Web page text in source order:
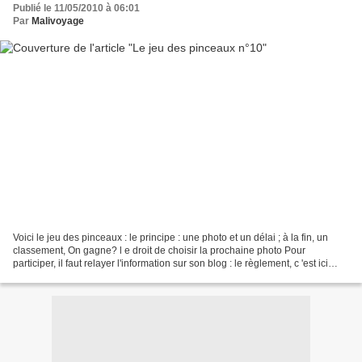
Publié le 11/05/2010 à 06:01
Par Malivoyage
Voici le jeu des pinceaux : le principe : une photo et un délai ; à la fin, un
classement, On gagne? l e droit de choisir la prochaine photo Pour
participer, il faut relayer l'information sur son blog : le règlement, c 'est ici